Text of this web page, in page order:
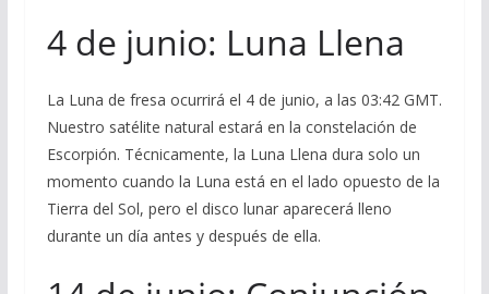
4 de junio: Luna Llena
La Luna de fresa ocurrirá el 4 de junio, a las 03:42 GMT.
Nuestro satélite natural estará en la constelación de
Escorpión. Técnicamente, la Luna Llena dura solo un
momento cuando la Luna está en el lado opuesto de la
Tierra del Sol, pero el disco lunar aparecerá lleno
durante un día antes y después de ella.